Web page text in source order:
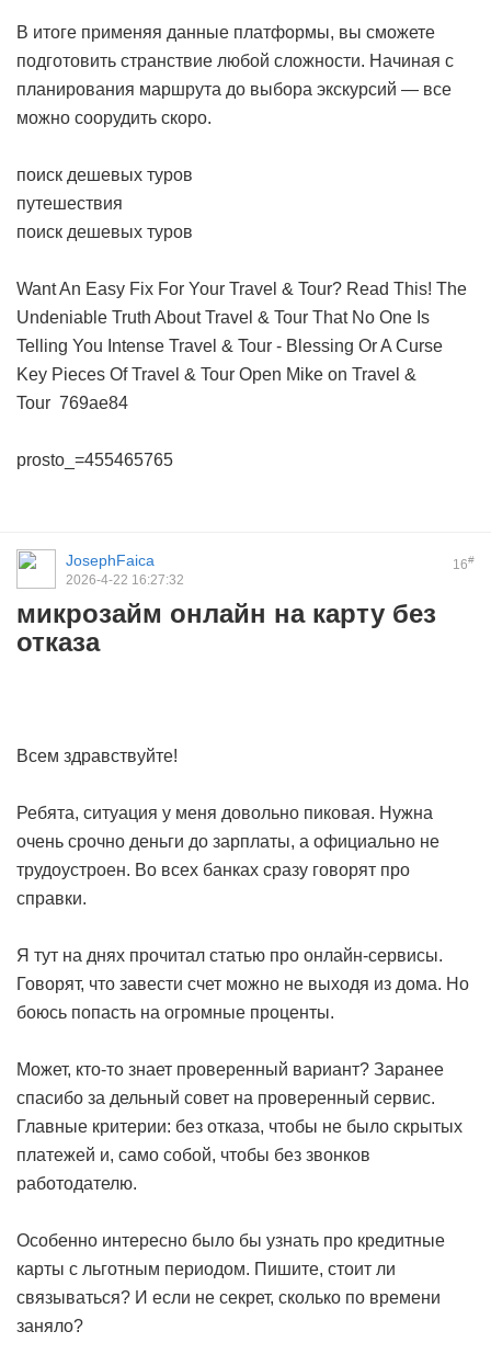
В итоге применяя данные платформы, вы сможете
подготовить странствие любой сложности. Начиная с
планирования маршрута до выбора экскурсий — все
можно соорудить скоро.
поиск дешевых туров
путешествия
поиск дешевых туров
Want An Easy Fix For Your Travel & Tour? Read This! The
Undeniable Truth About Travel & Tour That No One Is
Telling You Intense Travel & Tour - Blessing Or A Curse
Key Pieces Of Travel & Tour Open Mike on Travel &
Tour 769ae84
prosto_=455465765
16#
JosephFaica
2026-4-22 16:27:32
микрозайм онлайн на карту без
отказа
Всем здравствуйте!
Ребята, ситуация у меня довольно пиковая. Нужна
очень срочно деньги до зарплаты, а официально не
трудоустроен. Во всех банках сразу говорят про
справки.
Я тут на днях прочитал статью про онлайн-сервисы.
Говорят, что завести счет можно не выходя из дома. Но
боюсь попасть на огромные проценты.
Может, кто-то знает проверенный вариант? Заранее
спасибо за дельный совет на проверенный сервис.
Главные критерии: без отказа, чтобы не было скрытых
платежей и, само собой, чтобы без звонков
работодателю.
Особенно интересно было бы узнать про кредитные
карты с льготным периодом. Пишите, стоит ли
связываться? И если не секрет, сколько по времени
заняло?